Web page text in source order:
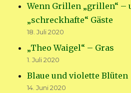
Wenn Grillen „grillen“ –
„schreckhafte“ Gäste
18. Juli 2020
„Theo Waigel“ – Gras
1. Juli 2020
Blaue und violette Blüten
14. Juni 2020